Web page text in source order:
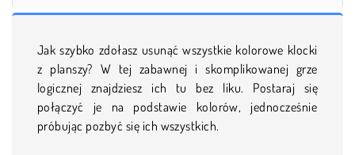
Jak szybko zdołasz usunąć wszystkie kolorowe klocki
z planszy? W tej zabawnej i skomplikowanej grze
logicznej znajdziesz ich tu bez liku. Postaraj się
połączyć je na podstawie kolorów, jednocześnie
próbując pozbyć się ich wszystkich.